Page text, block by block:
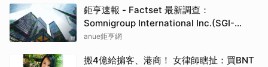
鉅亨速報 - Factset 最新調查：
Somnigroup International Inc.(SGI-
US)EPS預估下修至3元，預估目標價為
anue鉅亨網
搬4億給掮客、港商！ 女律師瞎扯：買BNT